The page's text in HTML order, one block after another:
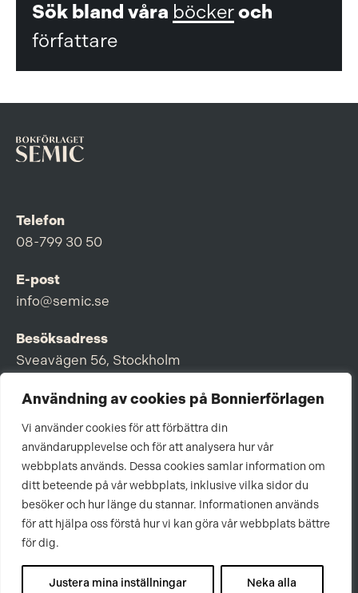
Användning av cookies på Bonnierförlagen
Vi använder cookies för att förbättra din
användarupplevelse och för att analysera hur vår
webbplats används. Dessa cookies samlar information om
ditt beteende på vår webbplats, inklusive vilka sidor du
besöker och hur länge du stannar. Informationen används
för att hjälpa oss förstå hur vi kan göra vår webbplats bättre
för dig.
Justera mina inställningar Neka alla
Sök bland våra böckeroch
författare
Telefon
08-799 30 50
E-post
info@semic.se
Besöksadress
Sveavägen 56, Stockholm
Postadress
Box 3159, 103 63 Stockholm
Om Bonnierförlagen
Cookies
Integritetspolicy